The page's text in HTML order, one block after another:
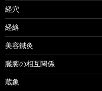
経穴
経絡
美容鍼灸
臓腑の相互関係
蔵象